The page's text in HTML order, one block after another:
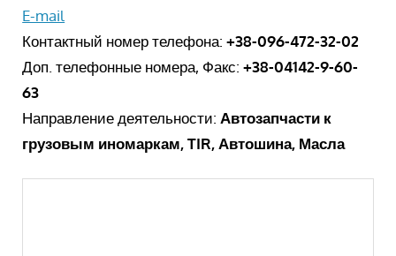
E-mail
Контактный номер телефона: +38-096-472-32-02
Доп. телефонные номера, Факс: +38-04142-9-60-
63
Направление деятельности: Автозапчасти к
грузовым иномаркам, TIR, Автошина, Масла